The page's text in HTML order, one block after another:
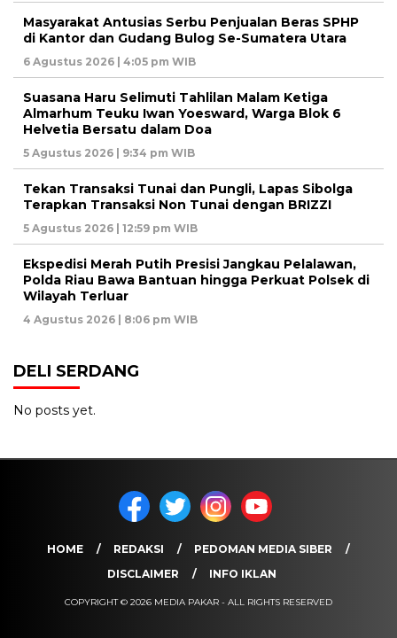
Masyarakat Antusias Serbu Penjualan Beras SPHP
di Kantor dan Gudang Bulog Se-Sumatera Utara
6 Agustus 2026 | 4:05 pm WIB
Suasana Haru Selimuti Tahlilan Malam Ketiga
Almarhum Teuku Iwan Yoesward, Warga Blok 6
Helvetia Bersatu dalam Doa
5 Agustus 2026 | 9:34 pm WIB
Tekan Transaksi Tunai dan Pungli, Lapas Sibolga
Terapkan Transaksi Non Tunai dengan BRIZZI
5 Agustus 2026 | 12:59 pm WIB
Ekspedisi Merah Putih Presisi Jangkau Pelalawan,
Polda Riau Bawa Bantuan hingga Perkuat Polsek di
Wilayah Terluar
4 Agustus 2026 | 8:06 pm WIB
DELI SERDANG
No posts yet.
HOME REDAKSI
PEDOMAN MEDIA SIBER
DISCLAIMER
INFO IKLAN
COPYRIGHT © 2026 MEDIA PAKAR - ALL RIGHTS RESERVED